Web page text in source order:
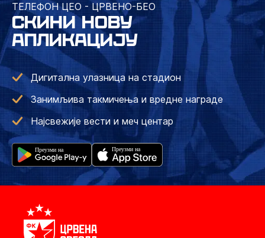
ТЕЛЕФОН ЦЕО - ЦРВЕНО-БЕО
СКИНИ НОВУ
АПЛИКАЦИЈУ
Дигитална улазница на стадион
Занимљива такмичења и вредне награде
Најсвежије вести и меч центар